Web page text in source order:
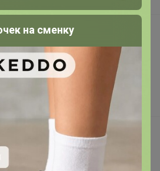
на сменку